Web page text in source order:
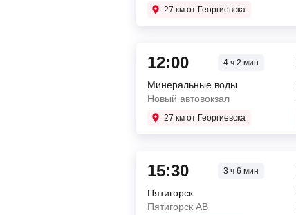
27 км от Георгиевска
12:00 4 ч 2 мин
Минеральные воды
Новый автовокзал
27 км от Георгиевска
15:30 3 ч 6 мин
Пятигорск
Пятигорск АВ